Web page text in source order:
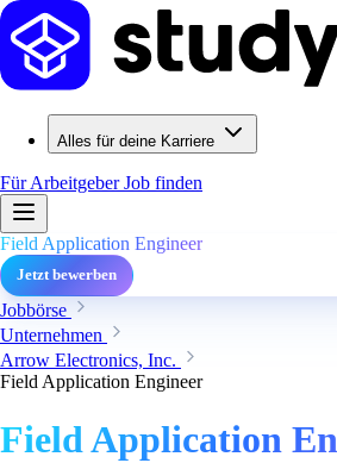
Alles für deine Karriere
Für ArbeitgeberJob finden
Field Application Engineer
Jetzt bewerben
Jobbörse
Unternehmen
Arrow Electronics, Inc.
Field Application Engineer
Field Application